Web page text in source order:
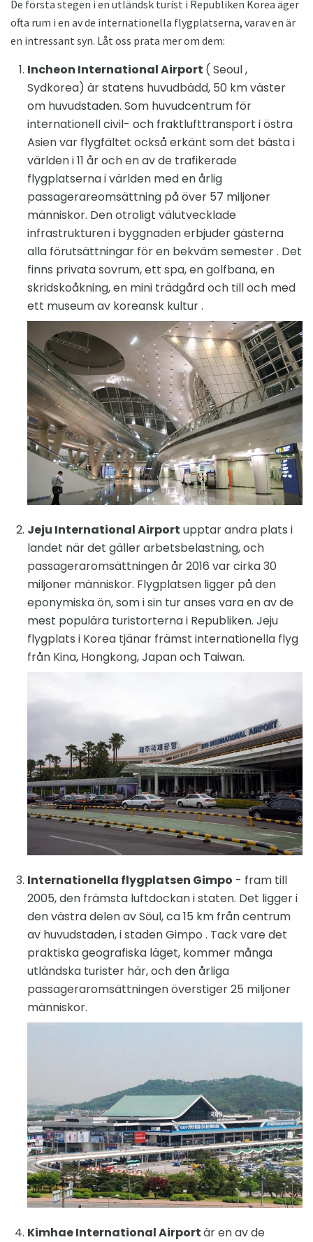
De första stegen i en utländsk turist i Republiken Korea äger
ofta rum i en av de internationella flygplatserna, varav en är
en intressant syn. Låt oss prata mer om dem:
Incheon International Airport ( Seoul ,
Sydkorea) är statens huvudbädd, 50 km väster
om huvudstaden. Som huvudcentrum för
internationell civil- och fraktlufttransport i östra
Asien var flygfältet också erkänt som det bästa i
världen i 11 år och en av de trafikerade
flygplatserna i världen med en årlig
passagerareomsättning på över 57 miljoner
människor. Den otroligt välutvecklade
infrastrukturen i byggnaden erbjuder gästerna
alla förutsättningar för en bekväm semester . Det
finns privata sovrum, ett spa, en golfbana, en
skridskoåkning, en mini trädgård och till och med
ett museum av koreansk kultur .
Jeju International Airport upptar andra plats i
landet när det gäller arbetsbelastning, och
passageraromsättningen år 2016 var cirka 30
miljoner människor. Flygplatsen ligger på den
eponymiska ön, som i sin tur anses vara en av de
mest populära turistorterna i Republiken. Jeju
flygplats i Korea tjänar främst internationella flyg
från Kina, Hongkong, Japan och Taiwan.
Internationella flygplatsen Gimpo - fram till
2005, den främsta luftdockan i staten. Det ligger i
den västra delen av Söul, ca 15 km från centrum
av huvudstaden, i staden Gimpo . Tack vare det
praktiska geografiska läget, kommer många
utländska turister här, och den årliga
passageraromsättningen överstiger 25 miljoner
människor.
Kimhae International Airportär en av de